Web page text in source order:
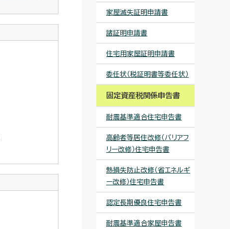
家屋滅失証明申請書
諸証明申請書
住宅用家屋証明申請書
委任状（税証明書等委任状）
固定資産税関係申告書
耐震基準適合住宅申告書
高齢者等居住改修（バリアフ
リー改修）住宅申告書
熱損失防止改修（省エネルギ
ー改修）住宅申告書
認定長期優良住宅申告書
耐震基準適合家屋申告書